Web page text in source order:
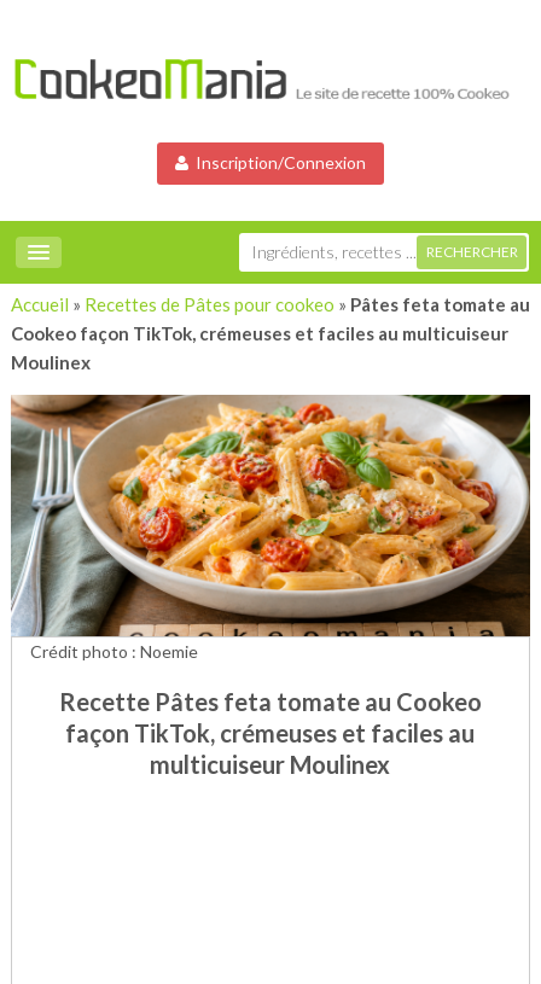
Inscription/Connexion
Accueil » Recettes de Pâtes pour cookeo » Pâtes feta tomate au
Cookeo façon TikTok, crémeuses et faciles au multicuiseur
Moulinex
Recette Pâtes feta tomate au Cookeo
façon TikTok, crémeuses et faciles au
multicuiseur Moulinex
Crédit photo : Noemie